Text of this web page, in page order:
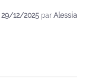
29/12/2025 par Alessia